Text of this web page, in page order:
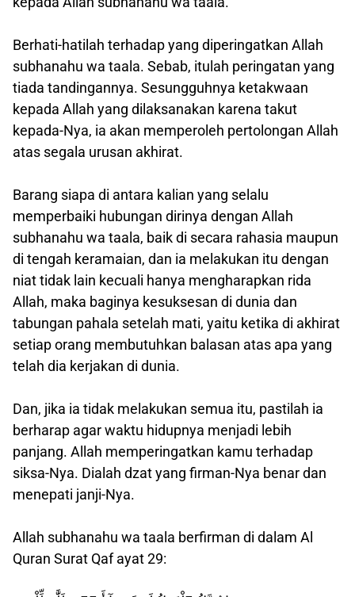
Berhati-hatilah terhadap yang diperingatkan Allah
subhanahu wa taala. Sebab, itulah peringatan yang
tiada tandingannya. Sesungguhnya ketakwaan
kepada Allah yang dilaksanakan karena takut
kepada-Nya, ia akan memperoleh pertolongan Allah
atas segala urusan akhirat.
Barang siapa di antara kalian yang selalu
memperbaiki hubungan dirinya dengan Allah
subhanahu wa taala, baik di secara rahasia maupun
di tengah keramaian, dan ia melakukan itu dengan
niat tidak lain kecuali hanya mengharapkan rida
Allah, maka baginya kesuksesan di dunia dan
tabungan pahala setelah mati, yaitu ketika di akhirat
setiap orang membutuhkan balasan atas apa yang
telah dia kerjakan di dunia.
Dan, jika ia tidak melakukan semua itu, pastilah ia
berharap agar waktu hidupnya menjadi lebih
panjang. Allah memperingatkan kamu terhadap
siksa-Nya. Dialah dzat yang firman-Nya benar dan
menepati janji-Nya.
Allah subhanahu wa taala berfirman di dalam Al
Quran Surat Qaf ayat 29: